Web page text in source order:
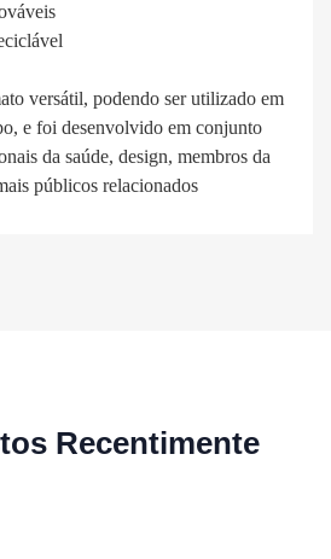
versátil, podendo ser utilizado em
e foi desenvolvido em conjunto
da saúde, design, membros da
públicos relacionados
Recentimente